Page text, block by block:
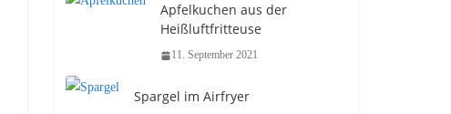
Apfelkuchen aus der
Heißluftfritteuse
11. September 2021
Spargel im Airfryer